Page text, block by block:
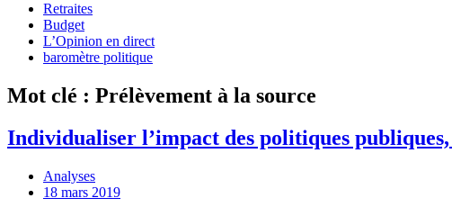
Retraites
Budget
L’Opinion en direct
baromètre politique
Mot clé : Prélèvement à la source
Individualiser l’impact des politiques publiques,
Analyses
18 mars 2019